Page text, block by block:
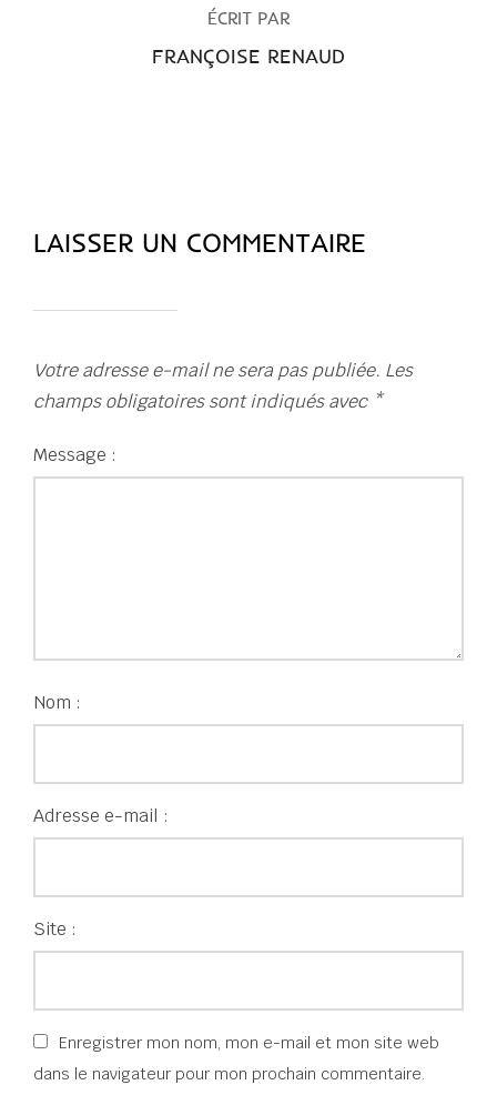
ÉCRIT PAR
FRANÇOISE RENAUD
LAISSER UN COMMENTAIRE
Votre adresse e-mail ne sera pas publiée. Les
champs obligatoires sont indiqués avec *
Message :
Nom :
Adresse e-mail :
Site :
Enregistrer mon nom, mon e-mail et mon site web
dans le navigateur pour mon prochain commentaire.